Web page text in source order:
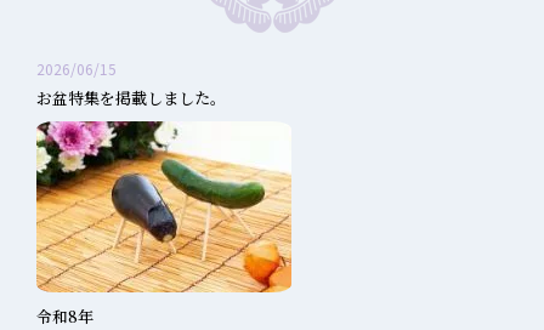
2026/06/15
お盆特集を掲載しました。
令和8年